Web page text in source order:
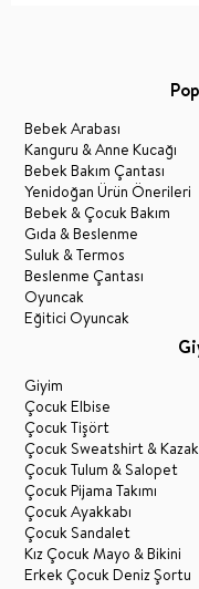
Bebek Arabası
Kanguru & Anne Kucağı
Bebek Bakım Çantası
Yenidoğan Ürün Önerileri
Bebek & Çocuk Bakım
Gıda & Beslenme
Suluk & Termos
Beslenme Çantası
Oyuncak
Eğitici Oyuncak
Giyim
Çocuk Elbise
Çocuk Tişört
Çocuk Sweatshirt & Kazak
Çocuk Tulum & Salopet
Çocuk Pijama Takımı
Çocuk Ayakkabı
Çocuk Sandalet
Kız Çocuk Mayo & Bikini
Erkek Çocuk Deniz Şortu